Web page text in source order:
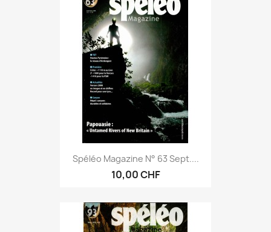
Spéléo Magazine N° 63 Sept....
10,00 CHF